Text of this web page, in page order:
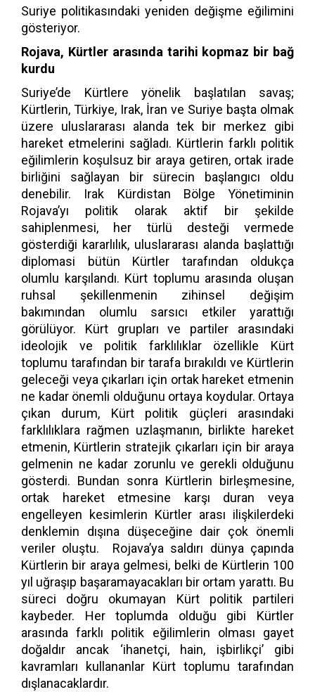
Suriye politikasındaki yeniden değişme eğilimini
gösteriyor.
Rojava, Kürtler arasında tarihi kopmaz bir bağ
kurdu
Suriye’de Kürtlere yönelik başlatılan savaş;
Kürtlerin, Türkiye, Irak, İran ve Suriye başta olmak
üzere uluslararası alanda tek bir merkez gibi
hareket etmelerini sağladı. Kürtlerin farklı politik
eğilimlerin koşulsuz bir araya getiren, ortak irade
birliğini sağlayan bir sürecin başlangıcı oldu
denebilir. Irak Kürdistan Bölge Yönetiminin
Rojava’yı politik olarak aktif bir şekilde
sahiplenmesi, her türlü desteği vermede
gösterdiği kararlılık, uluslararası alanda başlattığı
diplomasi bütün Kürtler tarafından oldukça
olumlu karşılandı. Kürt toplumu arasında oluşan
ruhsal şekillenmenin zihinsel değişim
bakımından olumlu sarsıcı etkiler yarattığı
görülüyor. Kürt grupları ve partiler arasındaki
ideolojik ve politik farklılıklar özellikle Kürt
toplumu tarafından bir tarafa bırakıldı ve Kürtlerin
geleceği veya çıkarları için ortak hareket etmenin
ne kadar önemli olduğunu ortaya koydular. Ortaya
çıkan durum, Kürt politik güçleri arasındaki
farklılıklara rağmen uzlaşmanın, birlikte hareket
etmenin, Kürtlerin stratejik çıkarları için bir araya
gelmenin ne kadar zorunlu ve gerekli olduğunu
gösterdi. Bundan sonra Kürtlerin birleşmesine,
ortak hareket etmesine karşı duran veya
engelleyen kesimlerin Kürtler arası ilişkilerdeki
denklemin dışına düşeceğine dair çok önemli
veriler oluştu. Rojava’ya saldırı dünya çapında
Kürtlerin bir araya gelmesi, belki de Kürtlerin 100
yıl uğraşıp başaramayacakları bir ortam yarattı. Bu
süreci doğru okumayan Kürt politik partileri
kaybeder. Her toplumda olduğu gibi Kürtler
arasında farklı politik eğilimlerin olması gayet
doğaldır ancak ‘ihanetçi, hain, işbirlikçi’ gibi
kavramları kullananlar Kürt toplumu tarafından
dışlanacaklardır.